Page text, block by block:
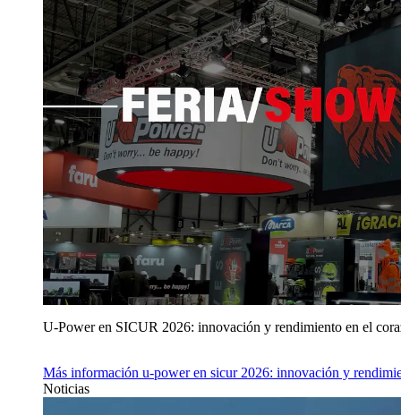
U‑Power en SICUR 2026: innovación y rendimiento en el
Más información u‑power en sicur 2026: innovación y
Noticias